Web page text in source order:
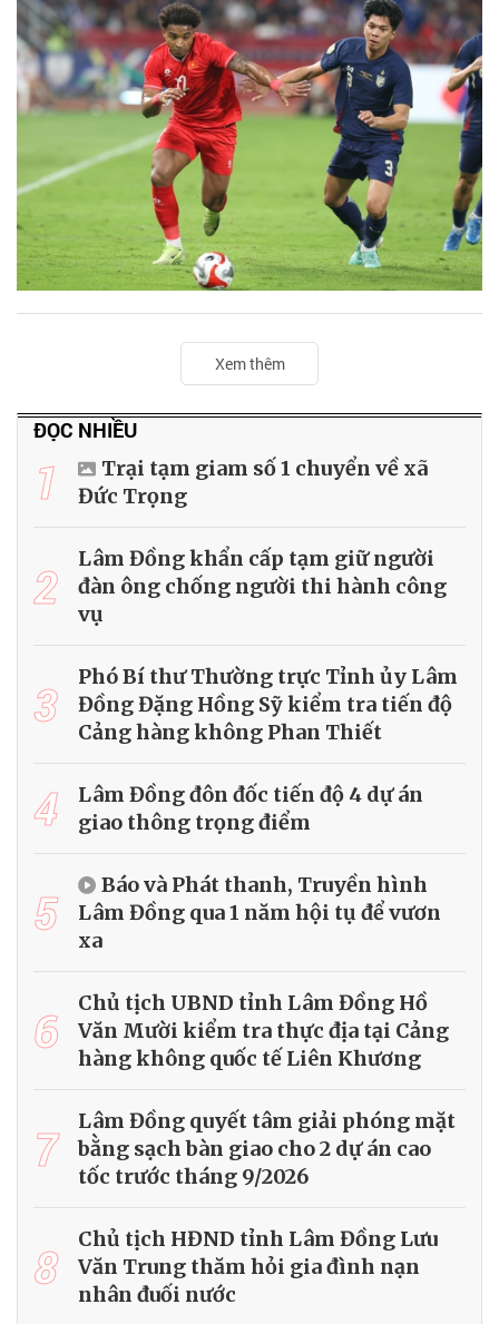
Xem thêm
ĐỌC NHIỀU
1
Trại tạm giam số 1 chuyển về xã
Đức Trọng
2
Lâm Đồng khẩn cấp tạm giữ người
đàn ông chống người thi hành công
vụ
3
Phó Bí thư Thường trực Tỉnh ủy Lâm
Đồng Đặng Hồng Sỹ kiểm tra tiến độ
Cảng hàng không Phan Thiết
4
Lâm Đồng đôn đốc tiến độ 4 dự án
giao thông trọng điểm
5
Báo và Phát thanh, Truyền hình
Lâm Đồng qua 1 năm hội tụ để vươn
xa
6
Chủ tịch UBND tỉnh Lâm Đồng Hồ
Văn Mười kiểm tra thực địa tại Cảng
hàng không quốc tế Liên Khương
7
Lâm Đồng quyết tâm giải phóng mặt
bằng sạch bàn giao cho 2 dự án cao
tốc trước tháng 9/2026
8
Chủ tịch HĐND tỉnh Lâm Đồng Lưu
Văn Trung thăm hỏi gia đình nạn
nhân đuối nước